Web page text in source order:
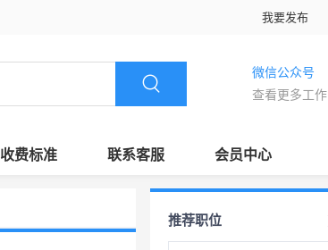
我要发布
微信公众号
查看更多工作
收费标准 联系客服 会员中心
推荐职位